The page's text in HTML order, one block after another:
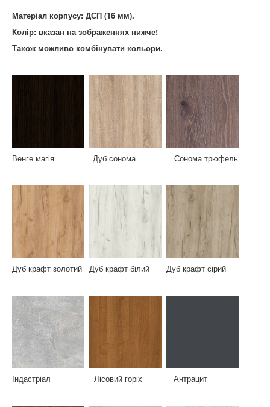
Матеріал корпусу: ДСП (16 мм).
Колір: вказан на зображеннях нижче!
Також можливо комбінувати кольори.
Венге магія Дуб сонома Сонома трюфель
Дуб крафт золотий Дуб крафт білий Дуб крафт сірий
Індастріал Лісовий горіх Антрацит